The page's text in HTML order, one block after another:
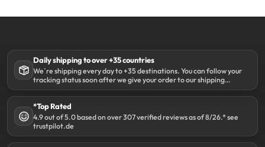
Daily shipping to over +35 countries
We´re shipping every day to +35 destinations. You can follow your
tracking status soon after we give your order to our shipping
partner DHL.
*Top Rated
4.9 out of 5.0 based on over 307 verified reviews as of 8/26.* see
trustpilot.de